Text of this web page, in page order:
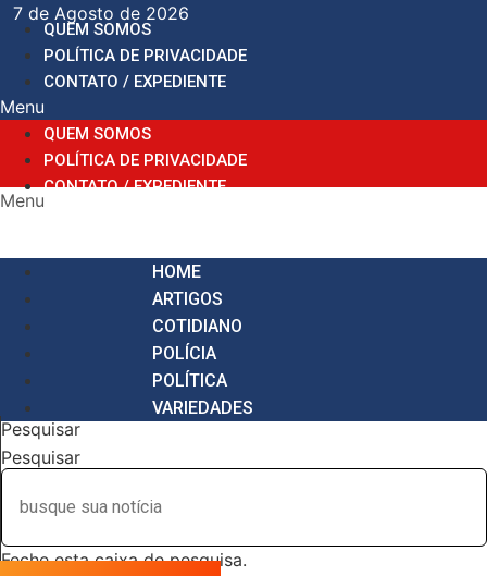
para
conteúdo
7 de Agosto de 2026
QUEM SOMOS
POLÍTICA DE PRIVACIDADE
CONTATO / EXPEDIENTE
Menu
QUEM SOMOS
POLÍTICA DE PRIVACIDADE
CONTATO / EXPEDIENTE
Menu
HOME
ARTIGOS
COTIDIANO
POLÍCIA
POLÍTICA
VARIEDADES
Pesquisar
Pesquisar
Feche esta caixa de pesquisa.